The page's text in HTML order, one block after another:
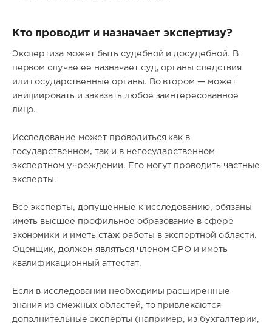
Кто проводит и назначает экспертизу?
Экспертиза может быть судебной и досудебной. В
первом случае ее назначает суд, органы следствия
или государственные органы. Во втором — может
инициировать и заказать любое заинтересованное
лицо.
Исследование может проводиться как в
государственном, так и в негосударственном
экспертном учреждении. Его могут проводить частные
эксперты.
Все эксперты, допущенные к исследованию, обязаны
иметь высшее профильное образование в сфере
экономики и иметь стаж работы в экспертной области.
Оценщик, должен являться членом СРО и иметь
квалификационный аттестат.
Если в исследовании необходимы расширенные
знания из смежных областей, то привлекаются
дополнительные эксперты (например, из бухгалтерии,